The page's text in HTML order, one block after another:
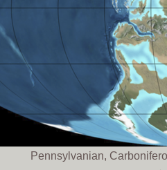
Pennsylvanian,